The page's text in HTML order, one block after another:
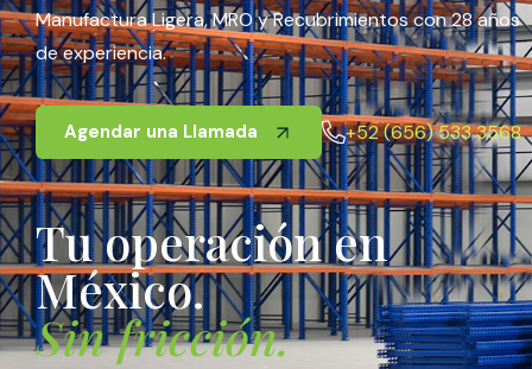
Manufactura Ligera, MRO y Recubrimientos con 28 años
de experiencia.
Agendar una Llamada +52 (656) 533 3568
Tu operaciónen
México.
Sinfricción.